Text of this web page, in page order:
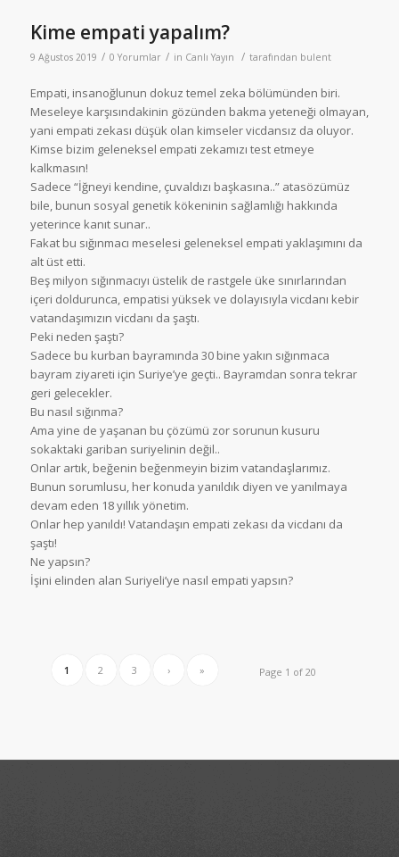
Kime empati yapalım?
9 Ağustos 2019 / 0 Yorumlar / in Canlı Yayın / tarafından bulent
Empati, insanoğlunun dokuz temel zeka bölümünden biri.
Meseleye karşısındakinin gözünden bakma yeteneği olmayan,
yani empati zekası düşük olan kimseler vicdansız da oluyor.
Kimse bizim geleneksel empati zekamızı test etmeye
kalkmasın!
Sadece “İğneyi kendine, çuvaldızı başkasına..” atasözümüz
bile, bunun sosyal genetik kökeninin sağlamlığı hakkında
yeterince kanıt sunar..
Fakat bu sığınmacı meselesi geleneksel empati yaklaşımını da
alt üst etti.
Beş milyon sığınmacıyı üstelik de rastgele üke sınırlarından
içeri doldurunca, empatisi yüksek ve dolayısıyla vicdanı kebir
vatandaşımızın vicdanı da şaştı.
Peki neden şaştı?
Sadece bu kurban bayramında 30 bine yakın sığınmaca
bayram ziyareti için Suriye’ye geçti.. Bayramdan sonra tekrar
geri gelecekler.
Bu nasıl sığınma?
Ama yine de yaşanan bu çözümü zor sorunun kusuru
sokaktaki gariban suriyelinin değil..
Onlar artık, beğenin beğenmeyin bizim vatandaşlarımız.
Bunun sorumlusu, her konuda yanıldık diyen ve yanılmaya
devam eden 18 yıllık yönetim.
Onlar hep yanıldı! Vatandaşın empati zekası da vicdanı da
şaştı!
Ne yapsın?
İşini elinden alan Suriyeli’ye nasıl empati yapsın?
Page 1 of 20
1 2 3 › »